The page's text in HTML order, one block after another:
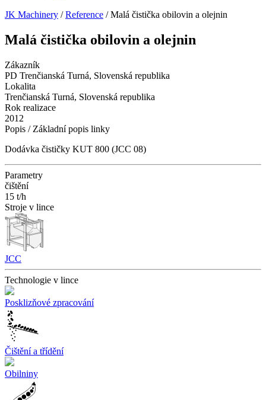
JK Machinery /Reference /Malá čistička obilovin a olejnin
Malá čistička obilovin a olejnin
Zákazník
PD Trenčianská Turná, Slovenská republika
Lokalita
Trenčianská Turná, Slovenská republika
Rok realizace
2012
Popis / Základní popis linky
Dodávka čističky KUT 800 (JCC 08)
Parametry
čištění
15 t/h
Stroje v lince
JCC
Technologie v lince
Posklizňové zpracování
Čištění a třídění
Obilniny